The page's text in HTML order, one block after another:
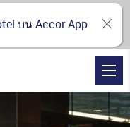
บน Accor App